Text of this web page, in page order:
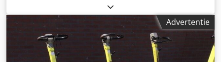
Aniorf Breedte plaat: 70 cm. Slagkracht: 65kn. Elektrisch
gestart Vooruit/Teruguit. Prijs: € 2.950,- ex BTW
Advertentie